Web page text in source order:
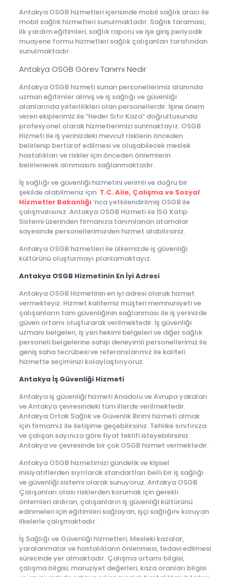
Antakya OSGB hizmetleri içerisinde mobil sağlık aracı ile
mobil sağlık hizmetleri sunulmaktadır. Sağlık taraması,
ilk yardım eğitimleri, sağlık raporu ve işe giriş periyodik
muayene formu hizmetleri sağlık çalışanları tarafından
sunulmaktadır.
Antakya OSGB Görev Tanımı Nedir
Antakya OSGB hizmeti sunan personellerimiz alanında
uzman eğitimler almış ve iş sağlığı ve güvenliği
alanlarında yeterlilikleri olan personellerdir. İşine önem
veren ekiplerimiz ile “Heder Sıfır Kaza” doğrultusunda
profesyonel olarak hizmetlerimizi sunmaktayız. OSGB
Hizmeti ile iş yerinizdeki mevcut risklerin önceden
belirlenip bertaraf edilmesi ve oluşabilecek meslek
hastalıkları ve riskler için önceden önlemlerin
belirlenerek alınmasını sağlanmaktadır.
İş sağlığı ve güvenliği hizmetini verimli ve doğru bir
şekilde alabilmeniz için T.C. Aile, Çalışma ve Sosyal
Hizmetler Bakanlığı‘nca yetkilendirilmiş OSGB ile
çalışmalısınız. Antakya OSGB Hizmeti ile İSG Katip
Sistemi üzerinden firmanıza tanımlanan atamalar
sayesinde personellerimizden hizmet alabilirsiniz.
Antakya OSGB hizmetleri ile ülkemizde iş güvenliği
kültürünü oluşturmayı planlamaktayız.
Antakya OSGB Hizmetinin En İyi Adresi
Antakya OSGB Hizmetinin en iyi adresi olarak hizmet
vermekteyiz. Hizmet kalitemiz müşteri memnuniyeti ve
çalışanların tam güvenliğinin sağlanması ile iş yerinizde
güven ortamı oluşturarak verilmektedir. İş güvenliği
uzmanı belgeleri, iş yeri hekimi belgeleri ve diğer sağlık
personeli belgelerine sahip deneyimli personellerimiz ile
geniş saha tecrübesi ve referanslarımız ile kaliteli
hizmette seçiminizi kolaylaştırıyoruz.
Antakya İş Güvenliği Hizmeti
Antakya iş güvenliği hizmeti Anadolu ve Avrupa yakaları
ve Antakya çevresindeki tüm illerde verilmektedir.
Antakya Ortak Sağlık ve Güvenlik Birimi hizmeti almak
için firmamız ile iletişime geçebilirsiniz. Tehlike sınıfınıza
ve çalışan sayınıza göre fiyat teklifi isteyebilirsiniz.
Antakya ve çevresinde bir çok OSGB hizmet vermektedir.
Antakya OSGB hizmetimizi gündelik ve kişisel
inisiyatiflerden sıyrılarak standartları belli bir iş sağlığı
ve güvenliği sistemi olarak sunuyoruz. Antakya OSGB
Çalışanları olası risklerden korumak için gerekli
önlemleri aldıran, çalışanların iş güvenliği kültürünü
edinmeleri için eğitimleri sağlayan, işçi sağlığını koruyan
ilkelerle çalışmaktadır.
İş Sağlığı ve Güvenliği hizmetleri, Mesleki kazalar,
yaralanmalar ve hastalıkların önlenmesi, tedavi edilmesi
sürecinde yer almaktadır. Çalışma ortamı bilgisi,
çalışma bilgisi, maruziyet değerleri, kaza oranları bilgisi